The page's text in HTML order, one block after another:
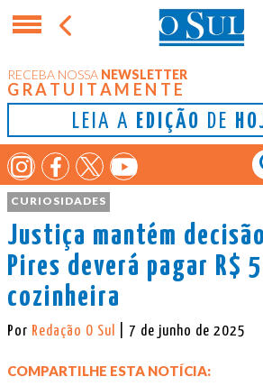
RECEBA NOSSA NEWSLETTER
GRATUITAMENTE
LEIA A EDIÇÃO DE
CURIOSIDADES
Justiça mantém
Pires deverá pagar R$
cozinheira
Por Redação O Sul | 7 de junho de 2025
COMPARTILHE ESTA NOTÍCIA: